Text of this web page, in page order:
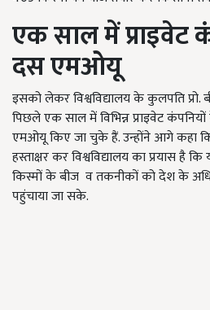
एक साल में प्राइवेट
दस एमओयू
इसको लेकर विश्वविद्यालय के कुलपति
पिछले एक साल में विभिन्न प्राइवेट
एमओयू किए जा चुके हैं. उन्होंने आगे कहा
हस्ताक्षर कर विश्वविद्यालय का प्रयास है
किस्मों के बीज व तकनीकों को देश के
पहुंचाया जा सके.